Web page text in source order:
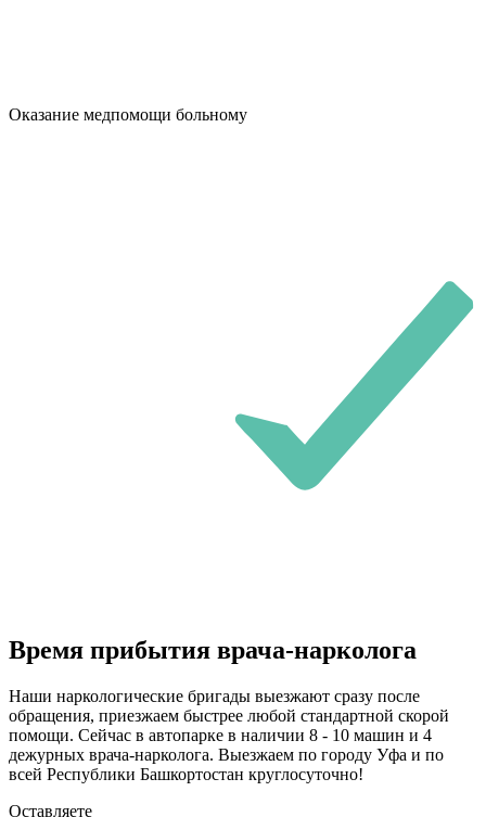
Оказание медпомощи больному
Время прибытия врача-нарколога
Наши наркологические бригады выезжают сразу после
обращения, приезжаем быстрее любой стандартной скорой
помощи. Сейчас в автопарке в наличии 8 - 10 машин и 4
дежурных врача-нарколога. Выезжаем по городу Уфа и по
всей Республики Башкортостан круглосуточно!
Оставляете